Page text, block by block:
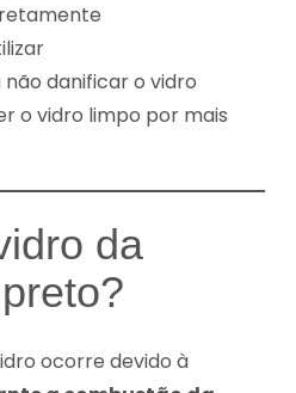
danificar o vidro
o vidro limpo por mais
da
ocorre devido à